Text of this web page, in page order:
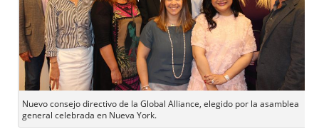
Nuevo consejo directivo de la Global Alliance, elegido por la asamblea
general celebrada en Nueva York.